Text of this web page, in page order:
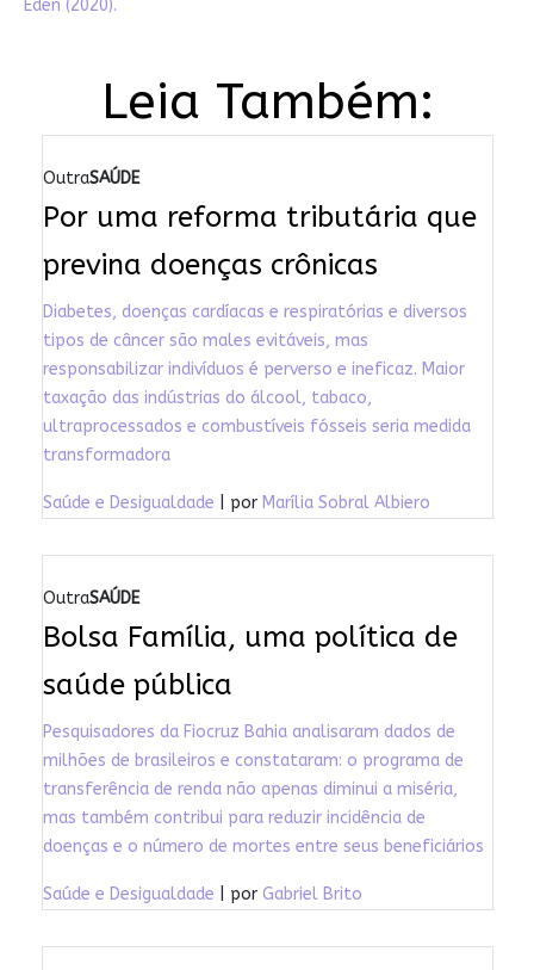
Eden (2020).
Leia Também:
OutraSAÚDE
Por uma reforma tributária que
previna doenças crônicas
Diabetes, doenças cardíacas e respiratórias e diversos
tipos de câncer são males evitáveis, mas
responsabilizar indivíduos é perverso e ineficaz. Maior
taxação das indústrias do álcool, tabaco,
ultraprocessados e combustíveis fósseis seria medida
transformadora
Saúde e Desigualdade | por Marília Sobral Albiero
OutraSAÚDE
Bolsa Família, uma política de
saúde pública
Pesquisadores da Fiocruz Bahia analisaram dados de
milhões de brasileiros e constataram: o programa de
transferência de renda não apenas diminui a miséria,
mas também contribui para reduzir incidência de
doenças e o número de mortes entre seus beneficiários
Saúde e Desigualdade | por Gabriel Brito